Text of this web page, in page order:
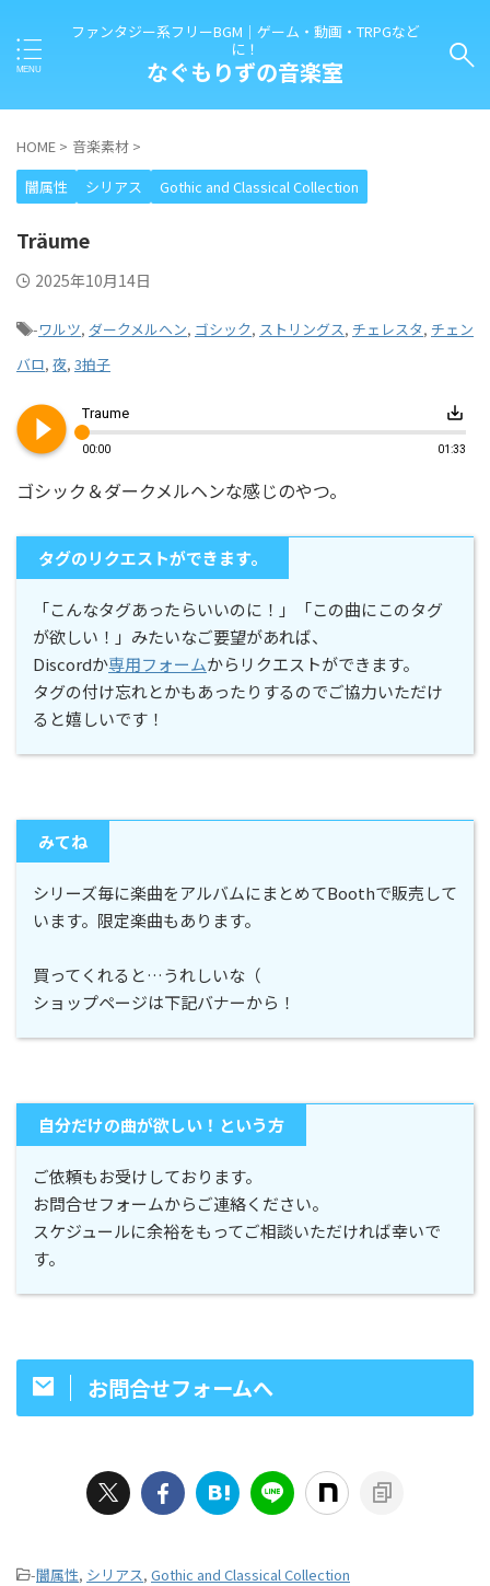
ファンタジー系フリーBGM｜ゲーム・動画・TRPGなど
に！
なぐもりずの音楽室
HOME > 音楽素材 >
闇属性
シリアス Gothic and Classical Collection
Träume
2025年10月14日
-ワルツ, ダークメルヘン, ゴシック, ストリングス, チェレスタ, チェン
バロ, 夜, 3拍子
play_circle_filled Traume save_alt
00:00 01:33
ゴシック＆ダークメルヘンな感じのやつ。
タグのリクエストができます。
「こんなタグあったらいいのに！」「この曲にこのタグ
が欲しい！」みたいなご要望があれば、
Discordか専用フォームからリクエストができます。
タグの付け忘れとかもあったりするのでご協力いただけ
ると嬉しいです！
みてね
シリーズ毎に楽曲をアルバムにまとめてBoothで販売して
います。限定楽曲もあります。
買ってくれると…うれしいな（
ショップページは下記バナーから！
自分だけの曲が欲しい！という方
ご依頼もお受けしております。
お問合せフォームからご連絡ください。
スケジュールに余裕をもってご相談いただければ幸いで
す。
お問合せフォームへ
-闇属性, シリアス, Gothic and Classical Collection